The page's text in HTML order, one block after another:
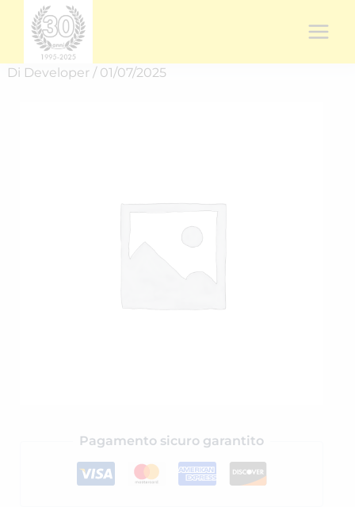
contenuto
Di Developer / 01/07/2025
Pagamento sicuro garantito